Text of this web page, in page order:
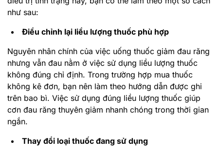
như sau:
Điều chỉnh lại liều lượng thuốc phù hợp
Nguyên nhân chính của việc uống thuốc giảm đau răng
nhưng vẫn đau nằm ở việc sử dụng liều lượng thuốc
không đúng chỉ định. Trong trường hợp mua thuốc
không kê đơn, bạn nên làm theo hướng dẫn được ghi
trên bao bì. Việc sử dụng đúng liều lượng thuốc giúp
cơn đau răng thuyên giảm nhanh chóng trong thời gian
ngắn.
Thay đổi loại thuốc đang sử dụng